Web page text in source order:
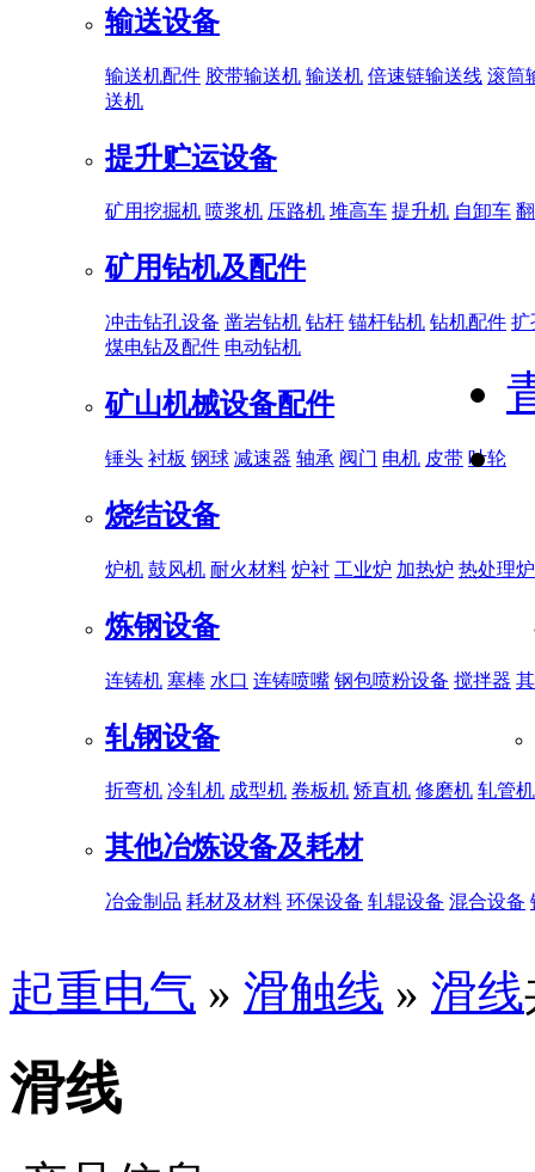
输送设备
输送机配件 胶带输送机 输送机 倍速链输送线 滚筒
送机
提升贮运设备
矿用挖掘机 喷浆机 压路机 堆高车 提升机 自卸车
矿用钻机及配件
冲击钻孔设备 凿岩钻机 钻杆 锚杆钻机 钻机配件 扩
煤电钻及配件 电动钻机
矿山机械设备配件
锤头 衬板 钢球 减速器 轴承 阀门 电机 皮带 叶轮
烧结设备
炉机 鼓风机 耐火材料 炉衬 工业炉 加热炉 热处理炉
炼钢设备
连铸机 塞棒 水口 连铸喷嘴 钢包喷粉设备 搅拌器
轧钢设备
折弯机 冷轧机 成型机 卷板机 矫直机 修磨机 轧管机
其他冶炼设备及耗材
冶金制品 耗材及材料 环保设备 轧辊设备 混合设备
起重电气 » 滑触线 » 滑线
滑线